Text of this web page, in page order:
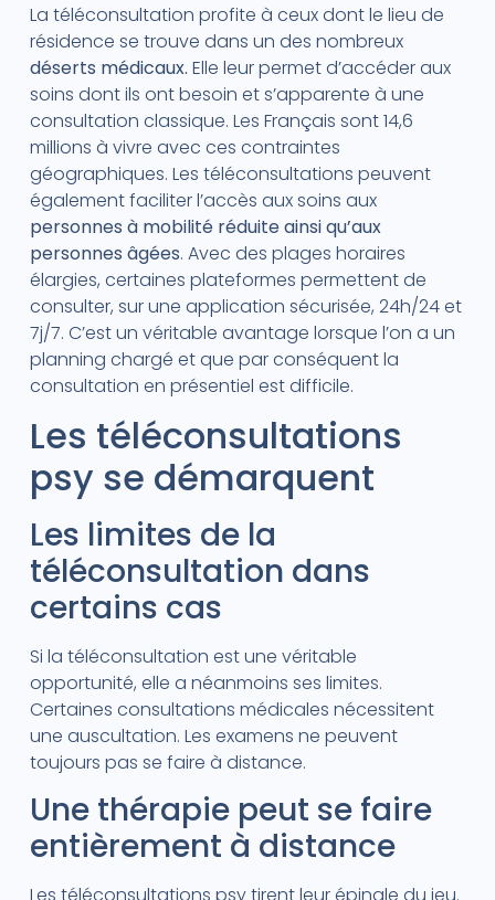
La téléconsultation profite à ceux dont le lieu de
résidence se trouve dans un des nombreux
déserts médicaux. Elle leur permet d’accéder aux
soins dont ils ont besoin et s’apparente à une
consultation classique. Les Français sont 14,6
millions à vivre avec ces contraintes
géographiques. Les téléconsultations peuvent
également faciliter l’accès aux soins aux
personnes à mobilité réduite ainsi qu’aux
personnes âgées. Avec des plages horaires
élargies, certaines plateformes permettent de
consulter, sur une application sécurisée, 24h/24 et
7j/7. C’est un véritable avantage lorsque l’on a un
planning chargé et que par conséquent la
consultation en présentiel est difficile.
Les téléconsultations
psy se démarquent
Les limites de la
téléconsultation dans
certains cas
Si la téléconsultation est une véritable
opportunité, elle a néanmoins ses limites.
Certaines consultations médicales nécessitent
une auscultation. Les examens ne peuvent
toujours pas se faire à distance.
Une thérapie peut se faire
entièrement à distance